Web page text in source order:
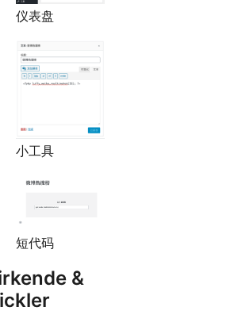
仪表盘
小工具
短代码
&